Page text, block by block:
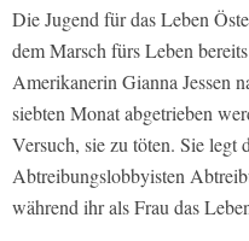
Die Jugend für das Leben
dem Marsch fürs Leben
Amerikanerin Gianna Jessen
siebten Monat abgetrieben
Versuch, sie zu töten. Sie legt
Abtreibungslobbyisten
während ihr als Frau das